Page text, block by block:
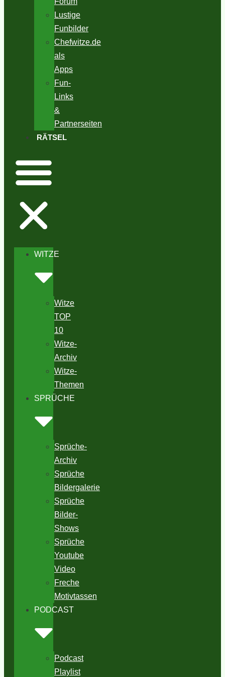
Lustige
Funbilder
Chefwitze.de
als
Apps
Fun-
Links
&
Partnerseiten
RÄTSEL
WITZE
Witze
TOP
10
Witze-
Archiv
Witze-
Themen
SPRÜCHE
Sprüche-
Archiv
Sprüche
Bildergalerie
Sprüche
Bilder-
Shows
Sprüche
Youtube
Video
Freche
Motivtassen
PODCAST
Podcast
Playlist